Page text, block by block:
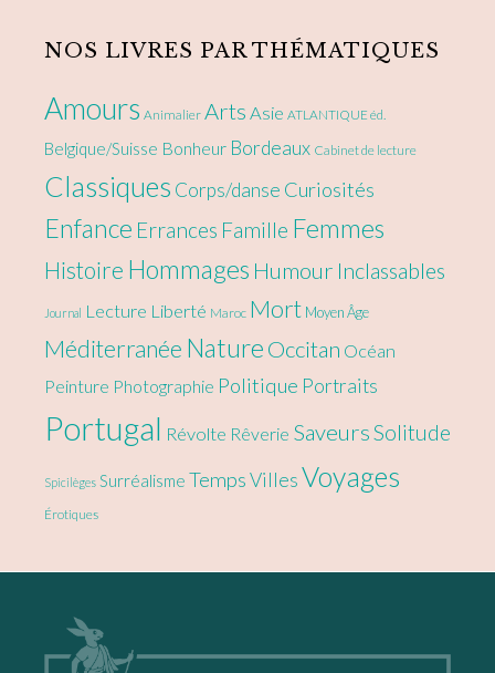
NOS LIVRES PAR THÉMATIQUES
Amours Animalier Arts Asie ATLANTIQUE éd.
Belgique/Suisse Bonheur Bordeaux Cabinet de lecture
Classiques Corps/danse Curiosités
Enfance Errances Famille Femmes
Histoire Hommages Humour Inclassables
Journal Lecture Liberté Maroc Mort Moyen Âge
Méditerranée Nature Occitan Océan
Peinture Photographie Politique Portraits
Portugal Révolte Rêverie SaveursSolitude
Spicilèges Surréalisme TempsVillesVoyages
Érotiques